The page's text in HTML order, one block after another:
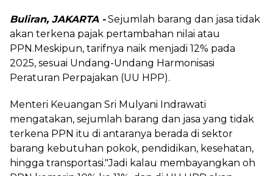
Buliran, JAKARTA -Sejumlah barang dan jasa tidak
akan terkena pajak pertambahan nilai atau
PPN.Meskipun, tarifnya naik menjadi 12% pada
2025, sesuai Undang-Undang Harmonisasi
Peraturan Perpajakan (UU HPP).
Menteri Keuangan Sri Mulyani Indrawati
mengatakan, sejumlah barang dan jasa yang tidak
terkena PPN itu di antaranya berada di sektor
barang kebutuhan pokok, pendidikan, kesehatan,
hingga transportasi."Jadi kalau membayangkan oh